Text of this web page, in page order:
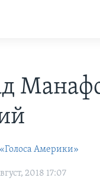
Америки»
2018 17:07